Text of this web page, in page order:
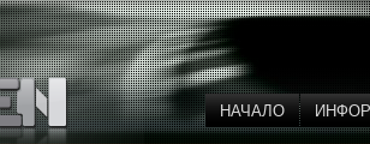
НАЧАЛО